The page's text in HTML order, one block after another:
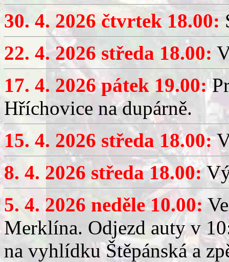
30. 4. 2026 čtvrtek 18.00:
22. 4. 2026 středa 18.00:
17. 4. 2026 pátek 19.00:
Hříchovice na dupárně.
15. 4. 2026 středa 18.00:
8. 4. 2026 středa 18.00:
5. 4. 2026 neděle 10.00:
Merklína. Odjezd auty v
na vyhlídku Štěpánská a